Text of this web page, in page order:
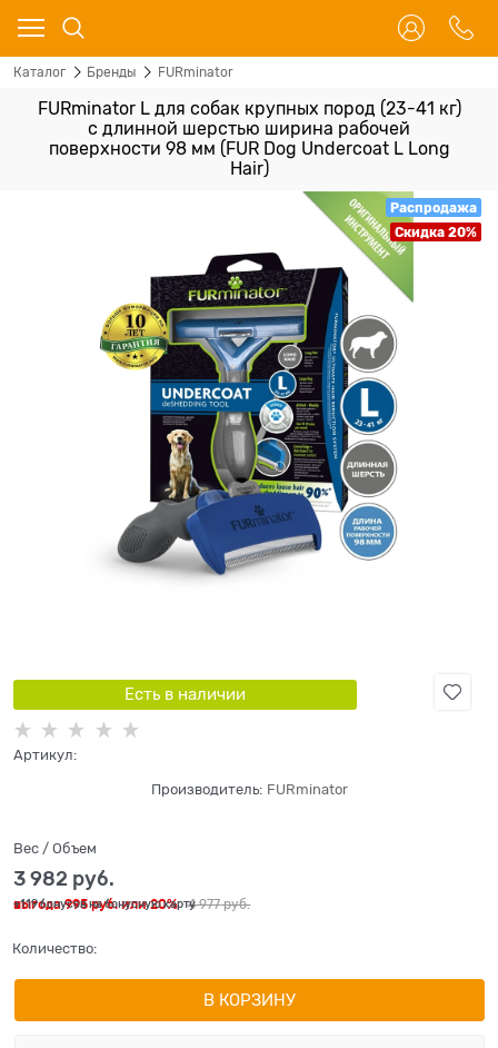
Каталог Бренды FURminator
FURminator L для собак крупных пород (23-41 кг)
с длинной шерстью ширина рабочей
поверхности 98 мм (FUR Dog Undercoat L Long
Hair)
Распродажа
Скидка 20%
Есть в наличии
Артикул:
Производитель: FURminator
Вес / Объем
4 977 руб.
3 982 руб.
выгода995 руб.или20%
+119 бонусов на бонусную карту
Количество:
В КОРЗИНУ